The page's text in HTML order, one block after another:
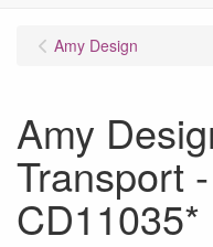
Amy Design
Amy
Transport
CD11035*